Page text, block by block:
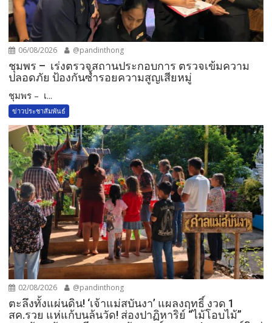
06/08/2026 @pandinthong
ชุมพร – เร่งตรวจสถานประกอบการ ตรวจเข้มความ
ปลอดภัย ป้องกันซ้ำรอยความสูญเสียหมู่
ชุมพร – เ...
ข่าวประชาสัมพันธ์
02/08/2026 @pandinthong
ตะลึงทั้งแผ่นดิน! ‘เจ้าแม่สบันงา’ แผลงฤทธิ์ งวด 1
สค.รวย แห่แก้บนล้นวัด!​ ส่องปาฏิหาริย์ “ไม้โอบไม้”